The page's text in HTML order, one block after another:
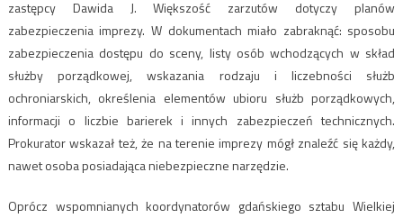
zastępcy Dawida J. Większość zarzutów dotyczy planów
zabezpieczenia imprezy. W dokumentach miało zabraknąć: sposobu
zabezpieczenia dostępu do sceny, listy osób wchodzących w skład
służby porządkowej, wskazania rodzaju i liczebności służb
ochroniarskich, określenia elementów ubioru służb porządkowych,
informacji o liczbie barierek i innych zabezpieczeń technicznych.
Prokurator wskazał też, że na terenie imprezy mógł znaleźć się każdy,
nawet osoba posiadająca niebezpieczne narzędzie.
Oprócz wspomnianych koordynatorów gdańskiego sztabu Wielkiej